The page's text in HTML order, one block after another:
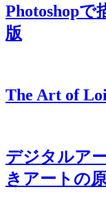
Photoshopで
版
The Art of
デジタルア
きアートの